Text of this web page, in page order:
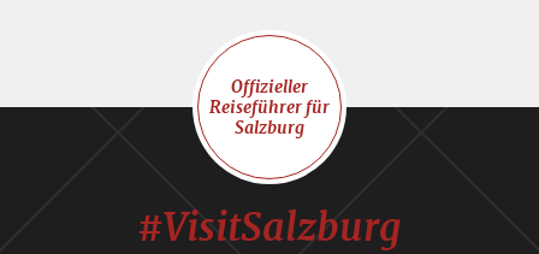
Offizieller
Reiseführer für
Salzburg
#VisitSalzburg